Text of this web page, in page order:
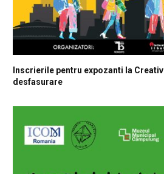
Inscrierile pentru expozanti la
desfasurare